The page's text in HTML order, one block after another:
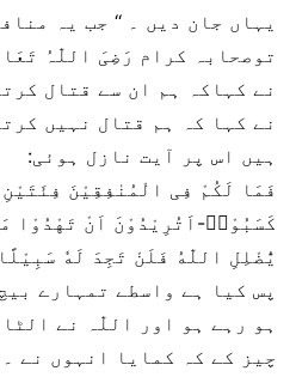
یہاں جان دیں ۔ ‘‘ جب یہ
توصحابہ کرام رَضِیَ اللّٰہُ
نے کہاکہ ہم ان سے قتال
نے کہا کہ ہم قتال نہیں
ہیں اس پر آیت نازل ہوئی:
فَمَا لَكُمْ فِی الْمُنٰفِقِیْنَ
كَسَبُوْاؕ-اَتُرِیْدُوْنَ اَنْ تَهْدُوْا
یُّضْلِلِ اللّٰهُ فَلَنْ تَجِدَ لَهٗ سَبِیْلًا (۸۸) (نساء،
پس کیا ہے واسطے تمہارے
ہو رہے ہو اور اللّٰہ نے
چیز کے کہ کمایا انہوں نے